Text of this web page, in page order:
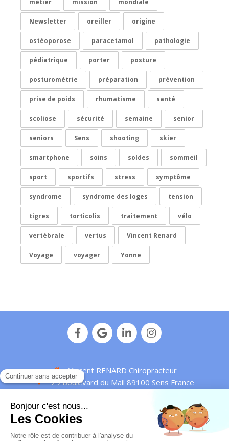
Newsletter oreiller origine
ostéoporose paracetamol pathologie
pédiatrique porter posture
posturométrie préparation prévention
prise de poids rhumatisme santé
scoliose sécurité semaine senior
seniors Sens shooting skier
smartphone soins soldes sommeil
sport sportifs stress symptôme
syndrome syndrome des loges tension
tigres torticolis traitement vélo
vertébrale vertus Vincent Renard
Voyage voyager Yonne
Vincent RENARD Chiropracteur
29 Boulevard du Mail 89100 Sens France
Mentions légales